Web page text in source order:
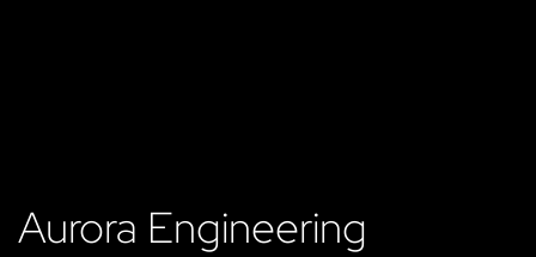
Aurora Engineering